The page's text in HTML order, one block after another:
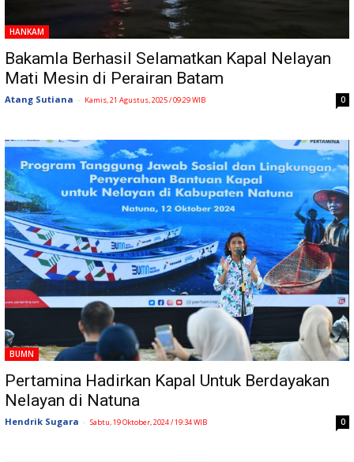
HANKAM
Bakamla Berhasil Selamatkan Kapal Nelayan
Mati Mesin di Perairan Batam
Atang Sutiana - Kamis, 21 Agustus, 2025 / 09:29 WIB 0
BUMN
Pertamina Hadirkan Kapal Untuk Berdayakan
Nelayan di Natuna
Hendrik Sugara - Sabtu, 19 Oktober, 2024 / 19:34 WIB 0